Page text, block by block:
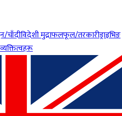
चाँदीविदेशी मुद्राफलफूल/तरकारीड्राइभिङ